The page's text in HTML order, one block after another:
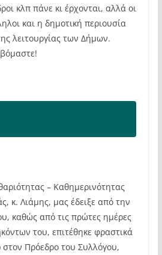
κλπ πάνε κι έρχονται, αλλά οι
και η δημοτική περιουσία
λειτουργίας των Δήμων.
– Καθημερινότητας
κ. Λιάμης, μας έδειξε από την
καθώς από τις πρώτες ημέρες
του, επιτέθηκε φραστικά
στον Πρόεδρο του Συλλόγου,